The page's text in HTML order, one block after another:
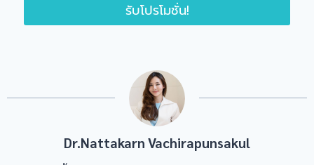
รับโปรโมชั่น!
Dr.Nattakarn Vachirapunsakul